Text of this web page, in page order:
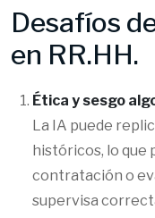
Desafíos
en RR.HH.
Ética y sesgo
La IA puede
históricos, lo que
contratación o
supervisa